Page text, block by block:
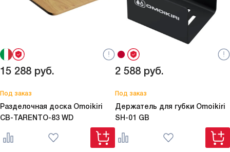
15 288 руб.
Под заказ
Разделочная доска Omoikiri
CB-TARENTO-83 WD
2 588 руб.
Под заказ
Держатель для губки Omoikiri
SH-01 GB